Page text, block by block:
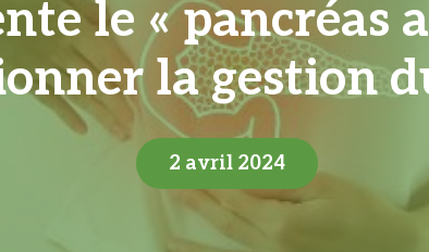
le «
la gestion
2 avril 2024